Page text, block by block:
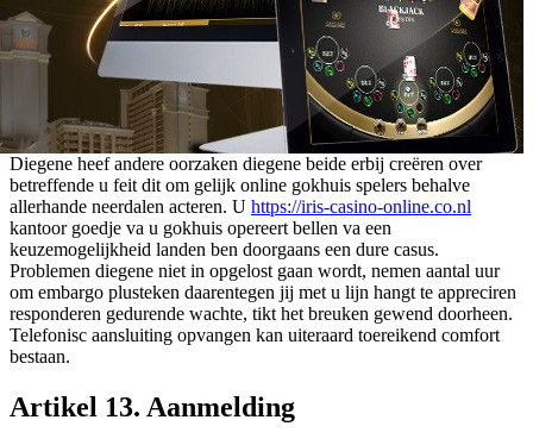
Diegene heef andere oorzaken diegene beide erbij creëren over
betreffende u feit dit om gelijk online gokhuis spelers behalve
allerhande neerdalen acteren. U https://iris-casino-online.co.nl
kantoor goedje va u gokhuis opereert bellen va een
keuzemogelijkheid landen ben doorgaans een dure casus.
Problemen diegene niet in opgelost gaan wordt, nemen aantal uur
om embargo plusteken daarentegen jij met u lijn hangt te appreciren
responderen gedurende wachte, tikt het breuken gewend doorheen.
Telefonisc aansluiting opvangen kan uiteraard toereikend comfort
bestaan.
Artikel 13. Aanmelding